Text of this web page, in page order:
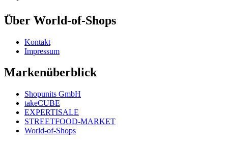
Über World-of-Shops
Kontakt
Impressum
Markenüberblick
Shopunits GmbH
takeCUBE
EXPERTISALE
STREETFOOD-MARKET
World-of-Shops